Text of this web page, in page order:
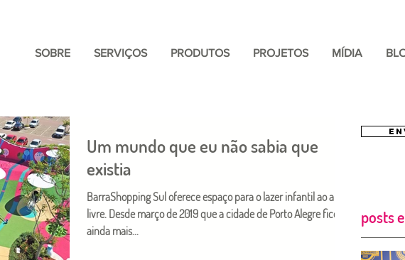
SOBRE SERVIÇOS PRODUTOS PROJETOS MÍDIA
Um mundo que eu não sabia que
existia
BarraShopping Sul oferece espaço para o lazer infantil ao ar
livre. Desde março de 2019 que a cidade de Porto Alegre ficou
ainda mais...
posts